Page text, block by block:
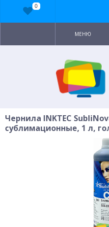
МЕНЮ
Чернила INKTEC
сублимационные, 1 л,
0